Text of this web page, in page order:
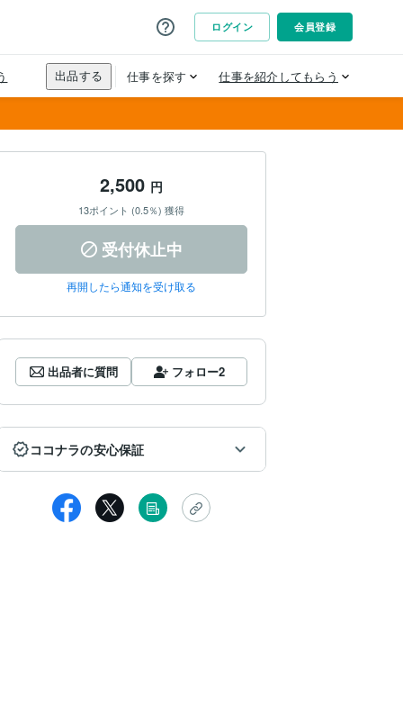
2,500 円
13ポイント (0.5％) 獲得
受付休止中
再開したら通知を受け取る
出品者に質問 フォロー2
ココナラの安心保証